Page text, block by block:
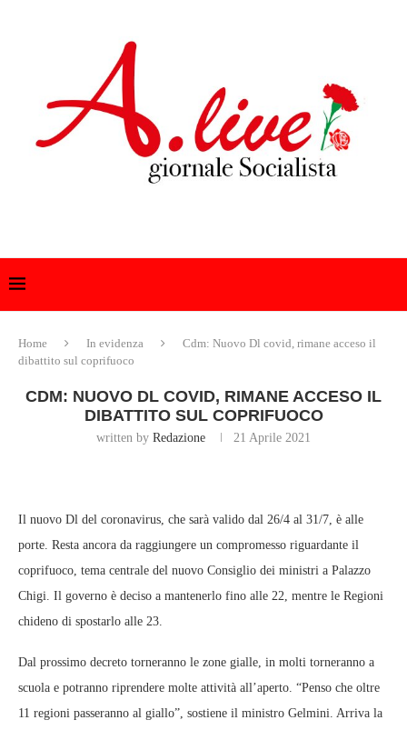
Home In evidenza
Cdm: Nuovo Dl covid, rimane acceso il
dibattito sul coprifuoco
CDM: NUOVO DL COVID, RIMANE ACCESO IL
DIBATTITO SUL COPRIFUOCO
written by Redazione 21 Aprile 2021
Il nuovo Dl del coronavirus, che sarà valido dal 26/4 al 31/7, è alle
porte. Resta ancora da raggiungere un compromesso riguardante il
coprifuoco, tema centrale del nuovo Consiglio dei ministri a Palazzo
Chigi. Il governo è deciso a mantenerlo fino alle 22, mentre le Regioni
chideno di spostarlo alle 23.
Dal prossimo decreto torneranno le zone gialle, in molti torneranno a
scuola e potranno riprendere molte attività all’aperto. “Penso che oltre
11 regioni passeranno al giallo”, sostiene il ministro Gelmini. Arriva la